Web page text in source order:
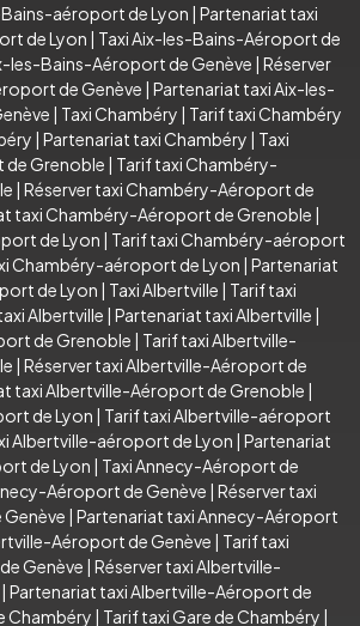
aéroport de Lyon | Partenariat taxi
de Lyon | Taxi Aix-les-Bains-Aéroport de
les-Bains-Aéroport de Genève | Réserver
de Genève | Partenariat taxi Aix-les-
| Taxi Chambéry | Tarif taxi Chambéry
| Partenariat taxi Chambéry | Taxi
Grenoble | Tarif taxi Chambéry-
| Réserver taxi Chambéry-Aéroport de
taxi Chambéry-Aéroport de Grenoble |
de Lyon | Tarif taxi Chambéry-aéroport
Chambéry-aéroport de Lyon | Partenariat
de Lyon | Taxi Albertville | Tarif taxi
Albertville | Partenariat taxi Albertville |
de Grenoble | Tarif taxi Albertville-
| Réserver taxi Albertville-Aéroport de
taxi Albertville-Aéroport de Grenoble |
de Lyon | Tarif taxi Albertville-aéroport
Albertville-aéroport de Lyon | Partenariat
de Lyon | Taxi Annecy-Aéroport de
Aéroport de Genève | Réserver taxi
| Partenariat taxi Annecy-Aéroport
Aéroport de Genève | Tarif taxi
Genève | Réserver taxi Albertville-
| Partenariat taxi Albertville-Aéroport de
Chambéry | Tarif taxi Gare de Chambéry |